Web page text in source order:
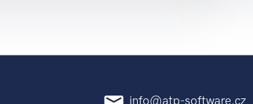
info@atp-software.cz